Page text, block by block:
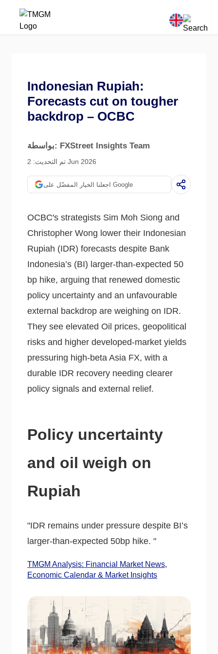
Indonesian Rupiah:
Forecasts cut on tougher
backdrop – OCBC
بواسطة: FXStreet Insights Team
تم التحديث: 2 Jun 2026
اجعلنا الخيار المفضّل على Google
OCBC's strategists Sim Moh Siong and
Christopher Wong lower their Indonesian
Rupiah (IDR) forecasts despite Bank
Indonesia’s (BI) larger-than-expected 50
bp hike, arguing that renewed domestic
policy uncertainty and an unfavourable
external backdrop are weighing on IDR.
They see elevated Oil prices, geopolitical
risks and higher developed-market yields
pressuring high-beta Asia FX, with a
durable IDR recovery needing clearer
policy signals and external relief.
Policy uncertainty
and oil weigh on
Rupiah
"IDR remains under pressure despite BI’s
larger-than-expected 50bp hike. "
TMGM Analysis: Financial Market News,
Economic Calendar & Market Insights